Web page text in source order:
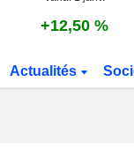
+12,50 %
Actualités